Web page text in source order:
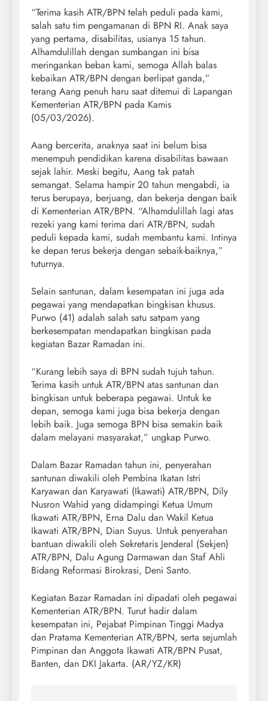
“Terima kasih ATR/BPN telah peduli pada kami,
salah satu tim pengamanan di BPN RI. Anak saya
yang pertama, disabilitas, usianya 15 tahun.
Alhamdulillah dengan sumbangan ini bisa
meringankan beban kami, semoga Allah balas
kebaikan ATR/BPN dengan berlipat ganda,”
terang Aang penuh haru saat ditemui di Lapangan
Kementerian ATR/BPN pada Kamis
(05/03/2026).
Aang bercerita, anaknya saat ini belum bisa
menempuh pendidikan karena disabilitas bawaan
sejak lahir. Meski begitu, Aang tak patah
semangat. Selama hampir 20 tahun mengabdi, ia
terus berupaya, berjuang, dan bekerja dengan baik
di Kementerian ATR/BPN. “Alhamdulillah lagi atas
rezeki yang kami terima dari ATR/BPN, sudah
peduli kepada kami, sudah membantu kami. Intinya
ke depan terus bekerja dengan sebaik-baiknya,”
tuturnya.
Selain santunan, dalam kesempatan ini juga ada
pegawai yang mendapatkan bingkisan khusus.
Purwo (41) adalah salah satu satpam yang
berkesempatan mendapatkan bingkisan pada
kegiatan Bazar Ramadan ini.
“Kurang lebih saya di BPN sudah tujuh tahun.
Terima kasih untuk ATR/BPN atas santunan dan
bingkisan untuk beberapa pegawai. Untuk ke
depan, semoga kami juga bisa bekerja dengan
lebih baik. Juga semoga BPN bisa semakin baik
dalam melayani masyarakat,” ungkap Purwo.
Dalam Bazar Ramadan tahun ini, penyerahan
santunan diwakili oleh Pembina Ikatan Istri
Karyawan dan Karyawati (Ikawati) ATR/BPN, Dily
Nusron Wahid yang didampingi Ketua Umum
Ikawati ATR/BPN, Erna Dalu dan Wakil Ketua
Ikawati ATR/BPN, Dian Suyus. Untuk penyerahan
bantuan diwakili oleh Sekretaris Jenderal (Sekjen)
ATR/BPN, Dalu Agung Darmawan dan Staf Ahli
Bidang Reformasi Birokrasi, Deni Santo.
Kegiatan Bazar Ramadan ini dipadati oleh pegawai
Kementerian ATR/BPN. Turut hadir dalam
kesempatan ini, Pejabat Pimpinan Tinggi Madya
dan Pratama Kementerian ATR/BPN, serta sejumlah
Pimpinan dan Anggota Ikawati ATR/BPN Pusat,
Banten, dan DKI Jakarta. (AR/YZ/KR)